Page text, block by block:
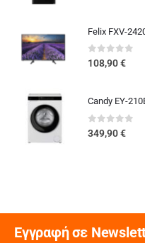
Felix FXV-
0out of 5
108,90€
Candy EY-
0 out of 5
349,90€
Εγγραφή σε